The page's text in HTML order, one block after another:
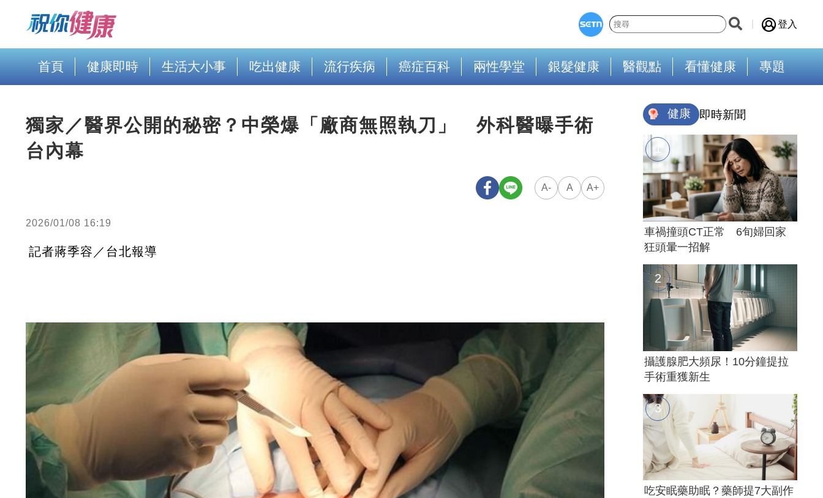
登入
首頁 健康即時 生活大小事 吃出健康 流行疾病 癌症百科 兩性學堂 銀髮健康 醫觀點 看懂健康 專題
獨家／醫界公開的秘密？中榮爆「廠商無照執刀」 外科醫曝手術
台內幕
A- A A+
2026/01/08 16:19
記者蔣季容／台北報導
健康 即時新聞
車禍撞頭CT正常 6旬婦回家
狂頭暈一招解
攝護腺肥大頻尿！10分鐘提拉
手術重獲新生
吃安眠藥助眠？藥師提7大副作